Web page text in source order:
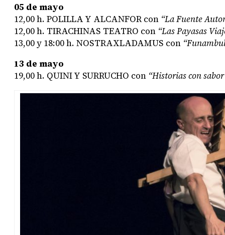
05 de mayo
12,00 h. POLILLA Y ALCANFOR con “La Fuente
12,00 h. TIRACHINAS TEATRO con “Las Payasas
13,00 y 18:00 h. NOSTRAXLADAMUS con
13 de mayo
19,00 h. QUINI Y SURRUCHO con “Historias con